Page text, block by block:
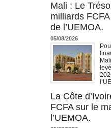
Mali : Le
milliards
de l’UEMOA.
05/08/2026
La Côte
FCFA sur le
l’UEMOA.